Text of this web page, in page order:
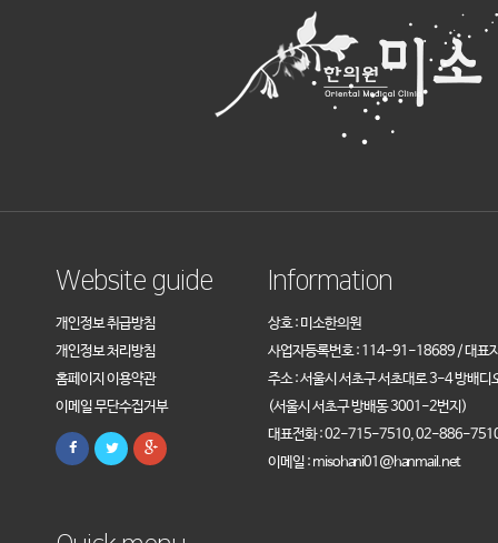
Website guide
개인정보 취급방침
개인정보 처리방침
홈페이지 이용약관
이메일 무단수집거부
Information
상호 : 미소한의원
사업자등록번호 : 114-91-18689 / 대표
주소 : 서울시 서초구 서초대로 3-4 방배
(서울시 서초구 방배동 3001-2번지)
대표전화 : 02-715-7510, 02-886-
이메일 : misohani01@hanmail.net